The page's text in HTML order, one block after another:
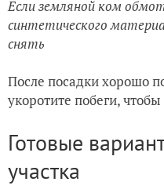
Если земляной ком
синтетического
снять
После посадки хорошо
укоротите побеги,
Готовые
участка